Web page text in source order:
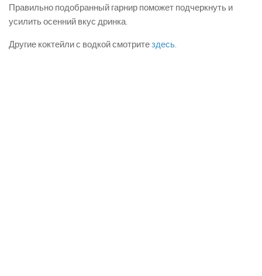
Правильно подобранный гарнир поможет подчеркнуть и
усилить осенний вкус дринка.
Другие коктейли с водкой смотритездесь.